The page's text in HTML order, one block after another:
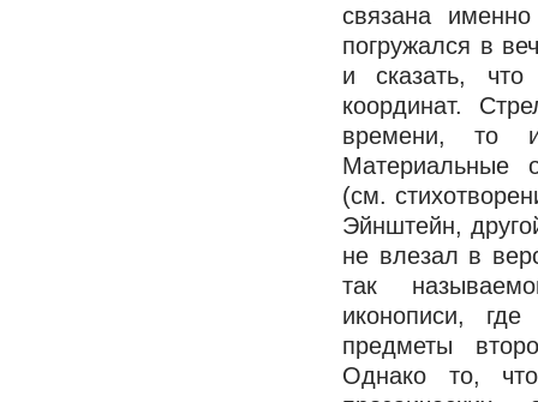
связана
погружался в
и сказать,
координат.
времени, то
Материальные
(см.
Эйнштейн,
не влезал в
так
иконописи,
предметы
Однако то,